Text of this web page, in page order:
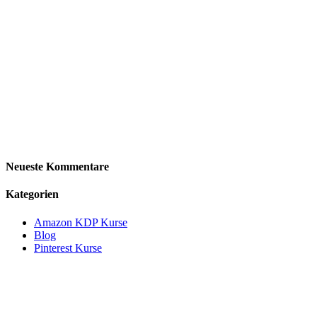
Neueste Kommentare
Kategorien
Amazon KDP Kurse
Blog
Pinterest Kurse